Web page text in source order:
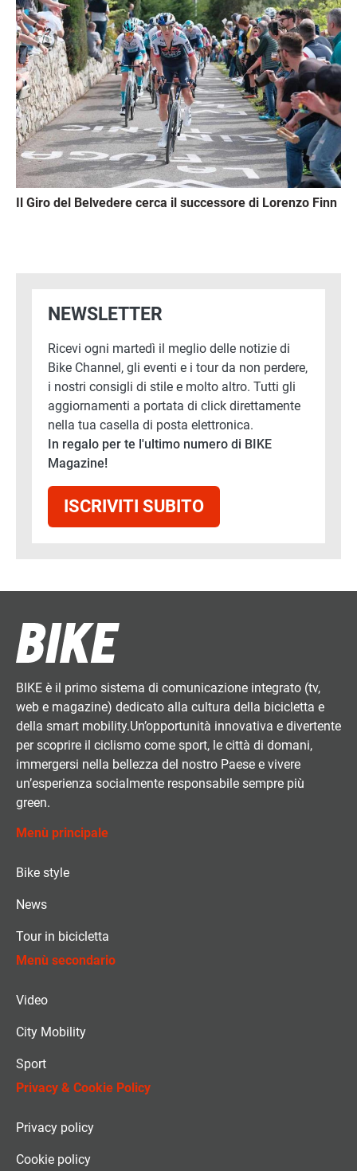
Il Giro del Belvedere cerca il successore di Lorenzo Finn
NEWSLETTER
Ricevi ogni martedì il meglio delle notizie di
Bike Channel, gli eventi e i tour da non perdere,
i nostri consigli di stile e molto altro. Tutti gli
aggiornamenti a portata di click direttamente
nella tua casella di posta elettronica.
In regalo per te l'ultimo numero di BIKE
Magazine!
ISCRIVITI SUBITO
BIKE è il primo sistema di comunicazione integrato (tv,
web e magazine) dedicato alla cultura della bicicletta e
della smart mobility.Un’opportunità innovativa e divertente
per scoprire il ciclismo come sport, le città di domani,
immergersi nella bellezza del nostro Paese e vivere
un’esperienza socialmente responsabile sempre più
green.
Menù principale
Bike style
News
Tour in bicicletta
Menù secondario
Video
City Mobility
Sport
Privacy & Cookie Policy
Privacy policy
Cookie policy